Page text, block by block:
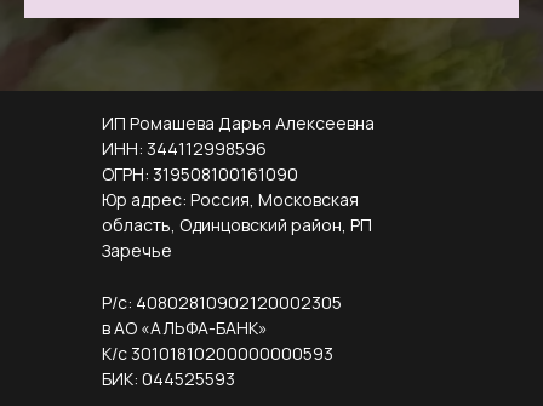
ИП Ромашева Дарья Алексеевна
ИНН: 344112998596
ОГРН: 319508100161090
Юр адрес: Россия, Московская
область, Одинцовский район, РП
Заречье
Р/с: 40802810902120002305
в АО «АЛЬФА-БАНК»
К/с 30101810200000000593
БИК: 044525593